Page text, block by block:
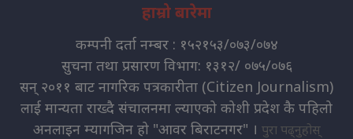
हाम्रो बारेमा
कम्पनी दर्ता नम्बर : १५२१५३/०७३/०७४
सुचना तथा प्रसारण विभाग: १३१२/ ०७५/०७६
सन् २०११ बाट नागरिक पत्रकारीता (Citizen Journalism)
लाई मान्यता राख्दै संचालनमा ल्याएको कोशी प्रदेश कै पहिलो
अनलाइन म्यागजिन हो "आवर बिराटनगर" । पुरा पढ्नुहोस्